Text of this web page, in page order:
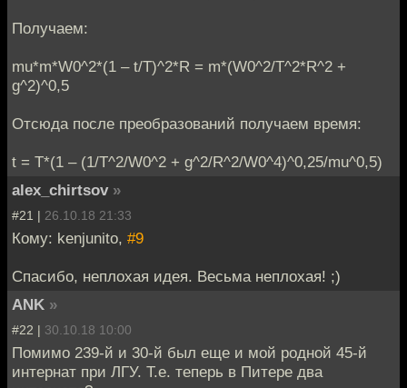
Получаем:
mu*m*W0^2*(1 – t/T)^2*R = m*(W0^2/T^2*R^2 +
g^2)^0,5
Отсюда после преобразований получаем время:
t = T*(1 – (1/T^2/W0^2 + g^2/R^2/W0^4)^0,25/mu^0,5)
alex_chirtsov »
#21 | 26.10.18 21:33
Кому: kenjunito, #9
Спасибо, неплохая идея. Весьма неплохая! ;)
ANK »
#22 | 30.10.18 10:00
Помимо 239-й и 30-й был еще и мой родной 45-й
интернат при ЛГУ. Т.е. теперь в Питере два